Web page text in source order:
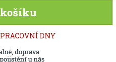
DNY